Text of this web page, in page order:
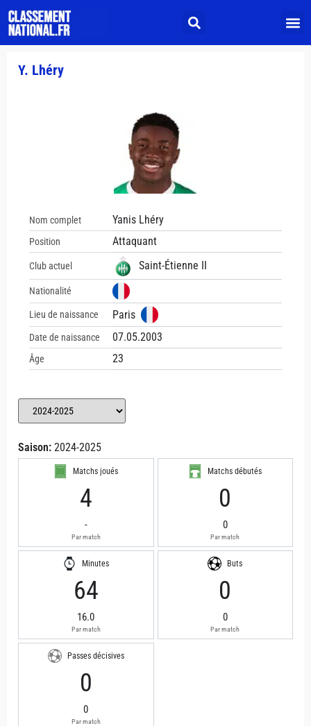
Y. Lhéry
Nom complet Yanis Lhéry
Position Attaquant
Club actuel Saint-Étienne II
Nationalité
Lieu de naissance Paris
Date de naissance 07.05.2003
Âge 23
Saison: 2024-2025
Matchs joués
4
-
Par match
Matchs débutés
0
0
Par match
Minutes
64
16.0
Par match
Buts
0
0
Par match
Passes décisives
0
0
Par match